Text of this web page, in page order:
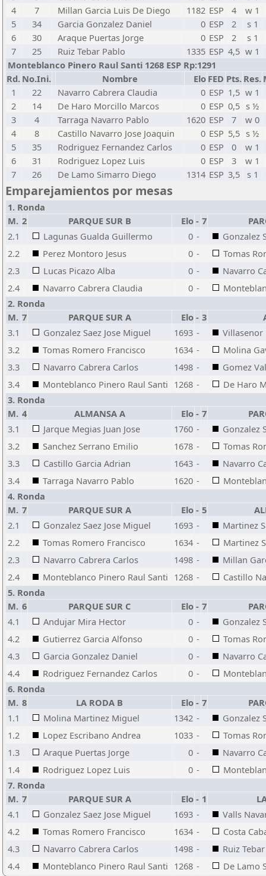
4
7 Millan Garcia Luis De Diego 1182 ESP 4
w 1
5
34 Garcia Gonzalez Daniel 0 ESP 2
s 1
6
30 Araque Puertas Jorge 0 ESP 2
s 1
7
25 Ruiz Tebar Pablo 1335 ESP 4,5 w 1
Monteblanco Pinero Raul Santi 1268 ESP Rp:1291
Rd. No.Ini. Nombre Elo FED Pts. Res.
1
22 Navarro Cabrera Claudia 0 ESP 1,5 w 1
2
14 De Haro Morcillo Marcos 0 ESP 0,5 s ½
3
4 Tarraga Navarro Pablo 1620 ESP 7
w 0
4
8 Castillo Navarro Jose Joaquin 0 ESP 5,5 s ½
5
35 Rodriguez Fernandez Carlos 0 ESP 0
w 1
6
31 Rodriguez Lopez Luis 0 ESP 3
w 1
7
26 De Lamo Simarro Diego 1314 ESP 3,5 s 1
Emparejamientos por mesas
1. Ronda
M. 2 PARQUE SUR B Elo - 7
2.1
Lagunas Gualda Guillermo 0 -
Gonzalez
2.2
Perez Montoro Jesus 0 -
Tomas
2.3
Lucas Picazo Alba 0 -
Navarro
2.4
Navarro Cabrera Claudia 0 -
2. Ronda
M. 7 PARQUE SUR A Elo - 3
3.1
Gonzalez Saez Jose Miguel 1693 -
Villasenor
3.2
Tomas Romero Francisco 1634 -
Molina
3.3
Navarro Cabrera Carlos 1498 -
Gomez
3.4
Monteblanco Pinero Raul Santi 1268 -
De Haro
3. Ronda
M. 4 ALMANSA A Elo - 7
3.1
Jarque Megias Juan Jose 1760 -
Gonzalez
3.2
Sanchez Serrano Emilio 1678 -
Tomas
3.3
Castillo Garcia Adrian 1643 -
Navarro
3.4
Tarraga Navarro Pablo 1620 -
4. Ronda
M. 7 PARQUE SUR A Elo - 5
2.1
Gonzalez Saez Jose Miguel 1693 -
Martinez
2.2
Tomas Romero Francisco 1634 -
Martinez
2.3
Navarro Cabrera Carlos 1498 -
Millan
2.4
Monteblanco Pinero Raul Santi 1268 -
Castillo
5. Ronda
M. 6 PARQUE SUR C Elo - 7
4.1
Andujar Mira Hector 0 -
Gonzalez
4.2
Gutierrez Garcia Alfonso 0 -
Tomas
4.3
Garcia Gonzalez Daniel 0 -
Navarro
4.4
Rodriguez Fernandez Carlos 0 -
6. Ronda
M. 8 LA RODA B Elo - 7
1.1
Molina Martinez Miguel 1342 -
Gonzalez
1.2
Lopez Escribano Andrea 1033 -
Tomas
1.3
Araque Puertas Jorge 0 -
Navarro
1.4
Rodriguez Lopez Luis 0 -
7. Ronda
M. 7 PARQUE SUR A Elo - 1
4.1
Gonzalez Saez Jose Miguel 1693 -
Valls
4.2
Tomas Romero Francisco 1634 -
Costa
4.3
Navarro Cabrera Carlos 1498 -
Ruiz
4.4
Monteblanco Pinero Raul Santi 1268 - De Lamo